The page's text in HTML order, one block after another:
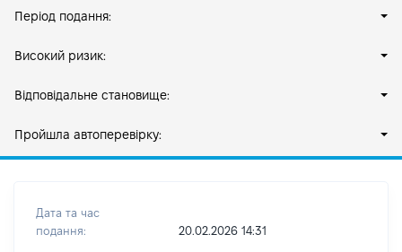
Період подання:
Високий ризик:
Відповідальне становище:
Пройшла автоперевірку:
Дата та час
подання:
20.02.2026 14:31